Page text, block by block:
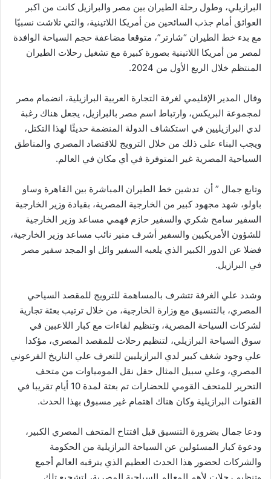
البرازيلي، وطول رحلة الطيران بين مصر والبرازيل كانت من اكبر
العوائق أمام جذب السائحين من أمريكا اللاتينية، والتي تلاشت نسبيًا
مع بدء خط الطيران “شارتر”، متوقعا مضاعفة حجم السياحة الوافدة
لمصر من أمريكا اللاتينية بصورة كبيرة مع تشغيل رحلات الطيران
المنتظم خلال الربع الأول من 2024.
وقال المدير الإقليمي لغرفة التجارة العربية البرازيلية، انضمام مصر
لمجموعة البريكس، وارتباط اسم مصر بالبرازيل، يجعل هناك رغبة
لدي البرازيليين في استكشاف الدولة المنضمة حديثًا لهذا التكتل،
ويجب البناء على ذلك من خلال الترويج للاقتصاد المصري والمناطق
السياحية المصرية غير المتوفرة في أي مكان في العالم.
وتابع جمال ” أن تدشين خط الطيران المباشرة بين القاهرة وساو
باولو، شهد مجهود كبير من الخارجية المصرية، بقيادة وزير الخارجية
السفير سامح شكري والسفير حازم فهمي مساعد وزير الخارجية
للشؤون الأمريكيين والسفير أشرف منير نائب مساعد وزير الخارجية،
فضلا عن الدور الكبير الذي يلعبه السفير وائل او المجد سفير مصر
في البرازيل.
وشدد علي الغرفة تتشرف بالمساهمة للترويج للمقصد السياحي
المصري، بالتنسيق مع وزارة الخارجية، من خلال ترتيب بعثة تجارية
لشركات السياحة المصرية، وتنظيم لقاءات مع كبار اللاعبين في
سوق السياحة البرازيلي، لتنظيم رحلات للمقصد المصري، مؤكدا
علي وجود شغف كبير لدي البرازيليين للتعرف علي التاريخ الفرعوني
المصري، وعلي سبيل المثال حفل نقل المومياوات من متحف
التحرير للمتحف القومي للحضارات تم بعثة لمدة 10 أيام تقريبا في
القنوات البرازيلية وكان هناك اهتمام غير مسبوق بهذا الحدث.
ودعا جمال بضرورة التنسيق قبل افتتاح المتحف المصري الكبير،
ودعوة كبار المسئولين عن السياحة البرازيلية من الحكومة
والشركات لحضور هذا الحدث العظيم الذي يترقبه العالم أجمع
وتنظيم رحلات لأهم المعالم السياحية المصرية، لتشجيع تلك